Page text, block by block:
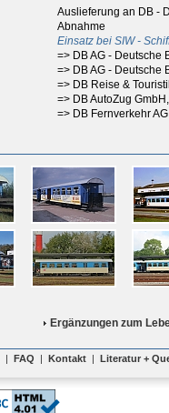
Auslieferung an DB -
Abnahme
Einsatz bei SIW -
=> DB AG - Deutsche
=> DB AG - Deutsche
=> DB Reise &
=> DB AutoZug
=> DB Fernverkehr AG
Ergänzungen zum
| FAQ | Kontakt | Literatur +